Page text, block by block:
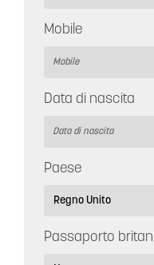
Mobile
Data di nascita
Paese
Passaporto